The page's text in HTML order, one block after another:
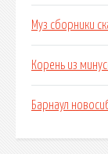
Муз сборники
Корень из
Барнаул